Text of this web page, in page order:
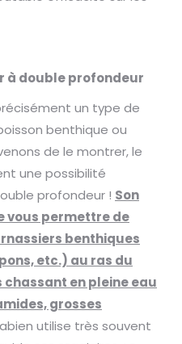
à double profondeur
un type de
benthique ou
de le montrer, le
une possibilité
profondeur ! Son
vous permettre de
benthiques
etc.) au ras du
en pleine eau
grosses
utilise très souvent